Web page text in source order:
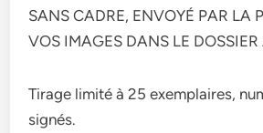
SANS CADRE, ENVOYÉ PAR LA
VOS IMAGES DANS LE DOSSIER
Tirage limité à 25 exemplaires,
signés.